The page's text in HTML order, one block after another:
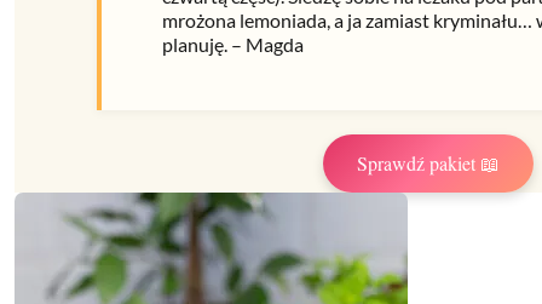
mrożona lemoniada, a ja zamiast kryminału…
planuję. – Magda
Sprawdź pakiet 📖